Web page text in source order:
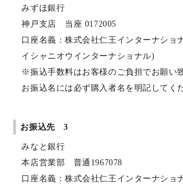
みずほ銀行
神戸支店 当座 0172005
口座名義：株式会社仁王インターナショ
イシャニオウインターナショナル)
※振込手数料はお客様のご負担でお願い
お振込名には必ず購入者名を明記してく
お振込先 3
みなと銀行
本店営業部 普通1967078
口座名義：株式会社仁王インターナショ